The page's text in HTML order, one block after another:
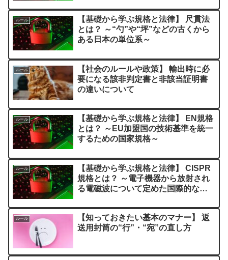
ルール
【基礎から学ぶ規格と法律】 尺貫法
とは？ ～“勺”や“坪”などの古くから
ある日本の単位系～
ルール
【社会のルールや政策】 輸出時に必
要になる該非判定書と非該当証明書
の違いについて
ルール
【基礎から学ぶ規格と法律】 EN規格
とは？ ～EU加盟国の技術基準を統一
するための国家規格～
ルール
【基礎から学ぶ規格と法律】 CISPR
規格とは？ ～電子機器から放射され
る電磁波について定めた国際的な規
ルール
【知っておきたい基本のマナー】 返
送用封筒の“行”・“宛”の直し方